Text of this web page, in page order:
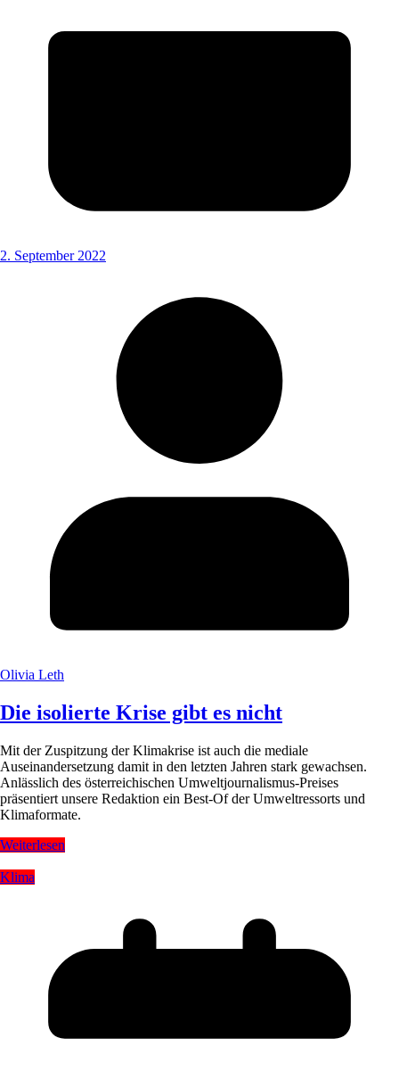
2. September 2022
Olivia Leth
Die isolierte Krise gibt es nicht
Mit der Zuspitzung der Klimakrise ist auch die mediale
Auseinandersetzung damit in den letzten Jahren stark gewachsen.
Anlässlich des österreichischen Umweltjournalismus-Preises
präsentiert unsere Redaktion ein Best-Of der Umweltressorts und
Klimaformate.
Weiterlesen
Klima